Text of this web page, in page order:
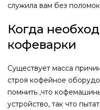
служила вам без
Когда
кофеварки
Существует масса
строя кофейное
помнить ,что
устройство, так что